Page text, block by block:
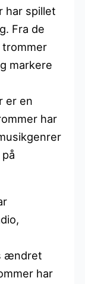
har spillet
Fra de
markere
er en
har
ændret
har